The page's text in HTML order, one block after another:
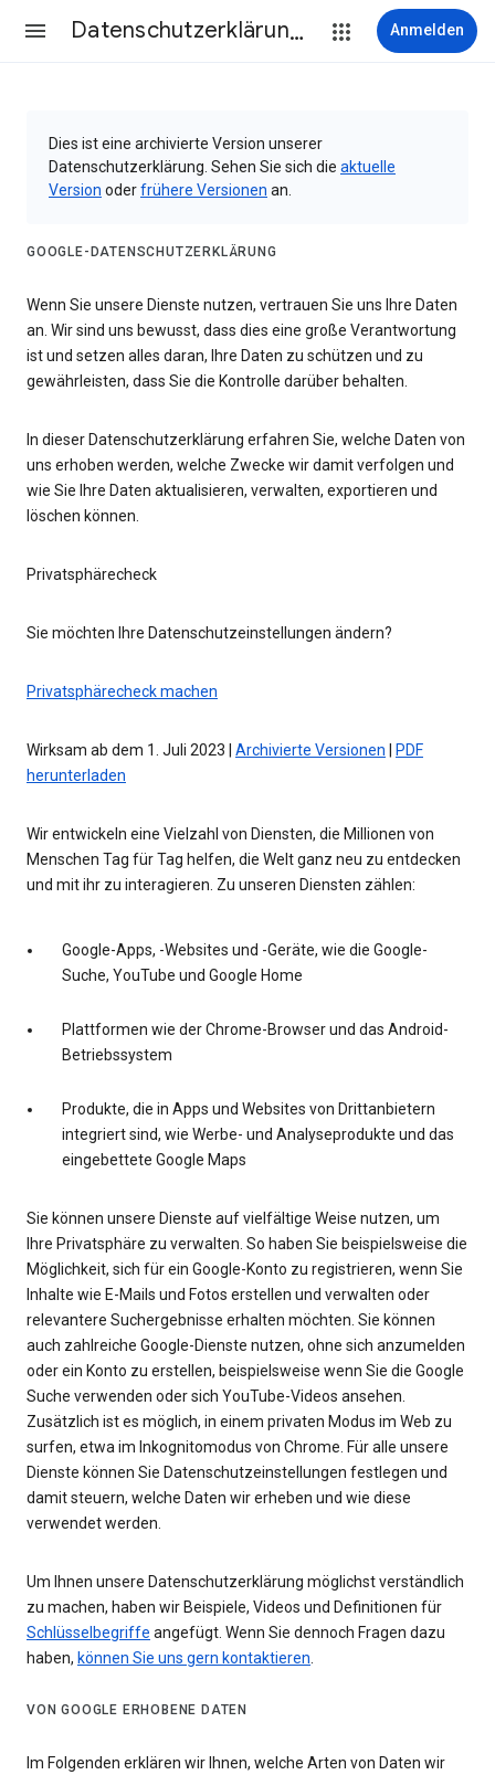
Datenschutzerklärung & Nutzungsbedingungen Anmelden
Dies ist eine archivierte Version unserer
Datenschutzerklärung. Sehen Sie sich die aktuelle
Version oderfrühere Versionen an.
GOOGLE-DATENSCHUTZERKLÄRUNG
Wenn Sie unsere Dienste nutzen, vertrauen Sie uns Ihre Daten
an. Wir sind uns bewusst, dass dies eine große Verantwortung
ist und setzen alles daran, Ihre Daten zu schützen und zu
gewährleisten, dass Sie die Kontrolle darüber behalten.
In dieser Datenschutzerklärung erfahren Sie, welche Daten von
uns erhoben werden, welche Zwecke wir damit verfolgen und
wie Sie Ihre Daten aktualisieren, verwalten, exportieren und
löschen können.
Privatsphärecheck
Sie möchten Ihre Datenschutzeinstellungen ändern?
Privatsphärecheck machen
Wirksam ab dem 1. Juli 2023 | Archivierte Versionen
PDF
herunterladen
Wir entwickeln eine Vielzahl von Diensten, die Millionen von
Menschen Tag für Tag helfen, die Welt ganz neu zu entdecken
und mit ihr zu interagieren. Zu unseren Diensten zählen:
Google-Apps, -Websites und -Geräte, wie die Google-
Suche, YouTube und Google Home
Plattformen wie der Chrome-Browser und das Android-
Betriebssystem
Produkte, die in Apps und Websites von Drittanbietern
integriert sind, wie Werbe- und Analyseprodukte und das
eingebettete Google Maps
Sie können unsere Dienste auf vielfältige Weise nutzen, um
Ihre Privatsphäre zu verwalten. So haben Sie beispielsweise die
Möglichkeit, sich für ein Google-Konto zu registrieren, wenn Sie
Inhalte wie E-Mails und Fotos erstellen und verwalten oder
relevantere Suchergebnisse erhalten möchten. Sie können
auch zahlreiche Google-Dienste nutzen, ohne sich anzumelden
oder ein Konto zu erstellen, beispielsweise wenn Sie die Google
Suche verwenden oder sich YouTube-Videos ansehen.
Zusätzlich ist es möglich, in einem privaten Modus im Web zu
surfen, etwa im Inkognitomodus von Chrome. Für alle unsere
Dienste können Sie Datenschutzeinstellungen festlegen und
damit steuern, welche Daten wir erheben und wie diese
verwendet werden.
Um Ihnen unsere Datenschutzerklärung möglichst verständlich
zu machen, haben wir Beispiele, Videos und Definitionen für
Schlüsselbegriffe angefügt. Wenn Sie dennoch Fragen dazu
haben, können Sie uns gern kontaktieren.
VON GOOGLE ERHOBENE DATEN
Im Folgenden erklären wir Ihnen, welche Arten von Daten wir